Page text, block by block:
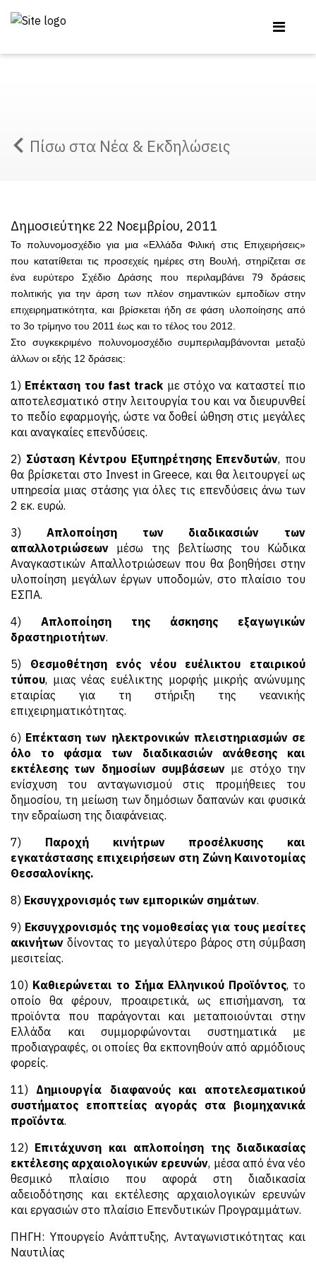
Πίσω στα Νέα & Εκδηλώσεις
Δημοσιεύτηκε 22 Νοεμβρίου, 2011
Το πολυνομοσχέδιο για μια «Ελλάδα Φιλική στις Επιχειρήσεις»
που κατατίθεται τις προσεχείς ημέρες στη Βουλή, στηρίζεται σε
ένα ευρύτερο Σχέδιο Δράσης που περιλαμβάνει 79 δράσεις
πολιτικής για την άρση των πλέον σημαντικών εμποδίων στην
επιχειρηματικότητα, και βρίσκεται ήδη σε φάση υλοποίησης από
το 3ο τρίμηνο του 2011 έως και το τέλος του 2012.
Στο συγκεκριμένο πολυνομοσχέδιο συμπεριλαμβάνονται μεταξύ
άλλων οι εξής 12 δράσεις:
1) Επέκταση του fast track με στόχο να καταστεί πιο
αποτελεσματικό στην λειτουργία του και να διευρυνθεί
το πεδίο εφαρμογής, ώστε να δοθεί ώθηση στις μεγάλες
και αναγκαίες επενδύσεις.
2) Σύσταση Κέντρου Εξυπηρέτησης Επενδυτών, που
θα βρίσκεται στο Invest in Greece, και θα λειτουργεί ως
υπηρεσία μιας στάσης για όλες τις επενδύσεις άνω των
2 εκ. ευρώ.
3) Απλοποίηση των διαδικασιών των
απαλλοτριώσεων μέσω της βελτίωσης του Κώδικα
Αναγκαστικών Απαλλοτριώσεων που θα βοηθήσει στην
υλοποίηση μεγάλων έργων υποδομών, στο πλαίσιο του
ΕΣΠΑ.
4) Απλοποίηση της άσκησης εξαγωγικών
δραστηριοτήτων.
5) Θεσμοθέτηση ενός νέου ευέλικτου εταιρικού
τύπου, μιας νέας ευέλικτης μορφής μικρής ανώνυμης
εταιρίας για τη στήριξη της νεανικής
επιχειρηματικότητας.
6) Επέκταση των ηλεκτρονικών πλειστηριασμών σε
όλο το φάσμα των διαδικασιών ανάθεσης και
εκτέλεσης των δημοσίων συμβάσεων με στόχο την
ενίσχυση του ανταγωνισμού στις προμήθειες του
δημοσίου, τη μείωση των δημόσιων δαπανών και φυσικά
την εδραίωση της διαφάνειας.
7) Παροχή κινήτρων προσέλκυσης και
εγκατάστασης επιχειρήσεων στη Ζώνη Καινοτομίας
Θεσσαλονίκης.
8) Εκσυγχρονισμός των εμπορικών σημάτων.
9) Εκσυγχρονισμός της νομοθεσίας για τους μεσίτες
ακινήτωνδίνοντας το μεγαλύτερο βάρος στη σύμβαση
μεσιτείας.
10) Καθιερώνεται το Σήμα Ελληνικού Προϊόντος, το
οποίο θα φέρουν, προαιρετικά, ως επισήμανση, τα
προϊόντα που παράγονται και μεταποιούνται στην
Ελλάδα και συμμορφώνονται συστηματικά με
προδιαγραφές, οι οποίες θα εκπονηθούν από αρμόδιους
φορείς.
11) Δημιουργία διαφανούς και αποτελεσματικού
συστήματος εποπτείας αγοράς στα βιομηχανικά
προϊόντα.
12) Επιτάχυνση και απλοποίηση της διαδικασίας
εκτέλεσης αρχαιολογικών ερευνών, μέσα από ένα νέο
θεσμικό πλαίσιο που αφορά στη διαδικασία
αδειοδότησης και εκτέλεσης αρχαιολογικών ερευνών
και εργασιών στο πλαίσιο Επενδυτικών Προγραμμάτων.
ΠΗΓΗ: Υπουργείο Ανάπτυξης, Ανταγωνιστικότητας και
Ναυτιλίας